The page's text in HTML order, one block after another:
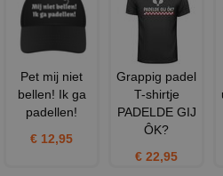
Pet mij niet
bellen! Ik ga
padellen!
€ 12,95
Grappig padel
T-shirtje
PADELDE GIJ
ÔK?
€ 22,95